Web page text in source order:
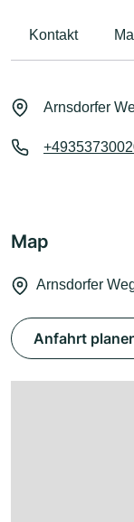
Kontakt
Arnsdorfer
Map
Arnsdorfer
Anfahrt